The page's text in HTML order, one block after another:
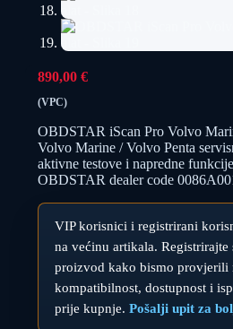
890,00 €
(VPC)
OBDSTAR iScan Pro Volvo
Volvo Marine / Volvo Penta
aktivne testove i napredne
OBDSTAR dealer code
VIP korisnici i registrirani
na većinu artikala. Registrirajte
proizvod kako bismo provjerili
kompatibilnost, dostupnost i
prije kupnje. Pošalji upit za